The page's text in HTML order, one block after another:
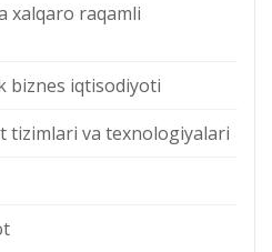
xalqaro raqamli
biznes iqtisodiyoti
tizimlari va texnologiyalari